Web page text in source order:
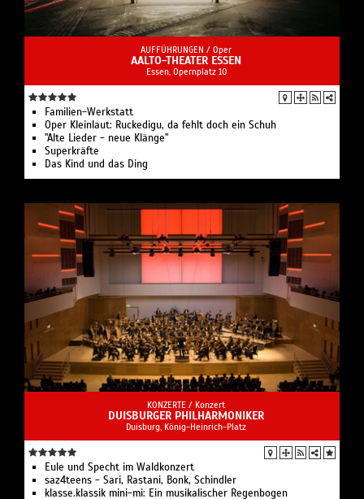
AUFFÜHRUNGEN / Oper
AALTO-THEATER ESSEN
Essen, Opernplatz 10
Familien-Werkstatt
Oper Kleinlaut: Ruckedigu, da fehlt doch ein Schuh
"Alte Lieder - neue Klänge"
Superkräfte
Das Kind und das Ding
KONZERTE / Konzert
DUISBURGER PHILHARMONIKER
Duisburg, König-Heinrich-Platz
Eule und Specht im Waldkonzert
saz4teens - Sari, Rastani, Bonk, Schindler
klasse.klassik mini-mi: Ein musikalischer Regenbogen